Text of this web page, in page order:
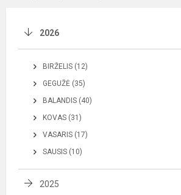
2026
BIRŽELIS (12)
GEGUŽĖ (35)
BALANDIS (40)
KOVAS (31)
VASARIS (17)
SAUSIS (10)
2025